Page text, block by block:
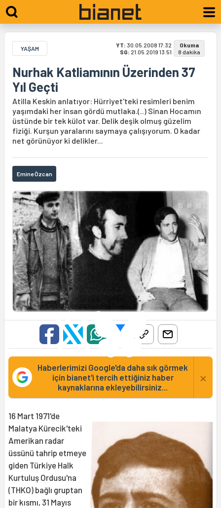
YAŞAM YT: 30.05.2008 17:32
SG: 21.05.2019 13:51
Okuma
8 dakika
Nurhak Katliamının Üzerinden 37
Yıl Geçti
Atilla Keskin anlatıyor: Hürriyet'teki resimleri benim
yaşımdaki her insan gördü mutlaka.(..) Sinan Hocamın
üstünde bir tek külot var. Delik deşik olmuş güzelim
fiziği. Kurşun yaralarını saymaya çalışıyorum. O kadar
net görünüyor ki delikler...
Emine Özcan
Haberlerimizi Google'da daha sık görmek
için bianet'i tercih ettiğiniz haber
kaynaklarına ekleyebilirsiniz...
×
16 Mart 1971'de
Malatya Kürecik'teki
Amerikan radar
üssünü tahrip etmeye
giden Türkiye Halk
Kurtuluş Ordusu'na
(THKO) bağlı gruptan
bir kısmı, 31 Mayıs